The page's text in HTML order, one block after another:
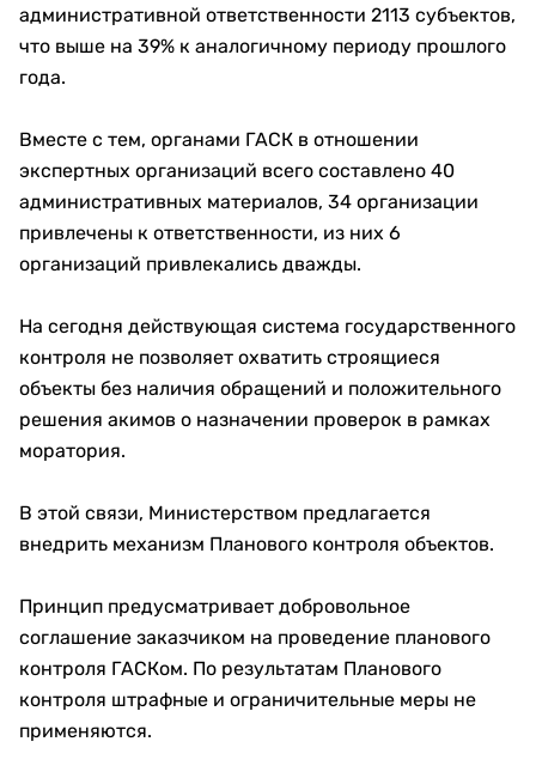
административной ответственности 2113 субъектов,
что выше на 39% к аналогичному периоду прошлого
года.
Вместе с тем, органами ГАСК в отношении
экспертных организаций всего составлено 40
административных материалов, 34 организации
привлечены к ответственности, из них 6
организаций привлекались дважды.
На сегодня действующая система государственного
контроля не позволяет охватить строящиеся
объекты без наличия обращений и положительного
решения акимов о назначении проверок в рамках
моратория.
В этой связи, Министерством предлагается
внедрить механизм Планового контроля объектов.
Принцип предусматривает добровольное
соглашение заказчиком на проведение планового
контроля ГАСКом. По результатам Планового
контроля штрафные и ограничительные меры не
применяются.